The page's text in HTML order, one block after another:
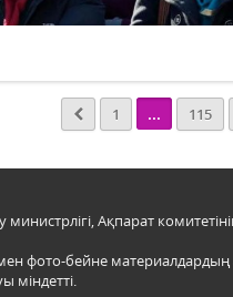
1 ... 115
Ақпарат
фото-бейне
міндетті.